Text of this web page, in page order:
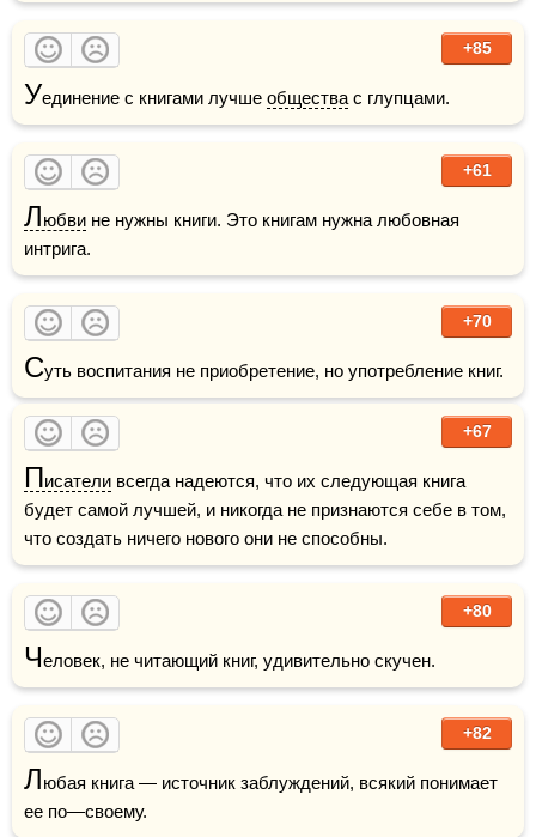
+85
Уединение с книгами лучше общества с глупцами.
+61
Любви не нужны книги. Это книгам нужна любовная
интрига.
+70
Суть воспитания не приобретение, но употребление книг.
+67
Писатели всегда надеются, что их следующая книга
будет самой лучшей, и никогда не признаются себе в том,
что создать ничего нового они не способны.
+80
Человек, не читающий книг, удивительно скучен.
+82
Любая книга — источник заблуждений, всякий понимает
ее по—своему.